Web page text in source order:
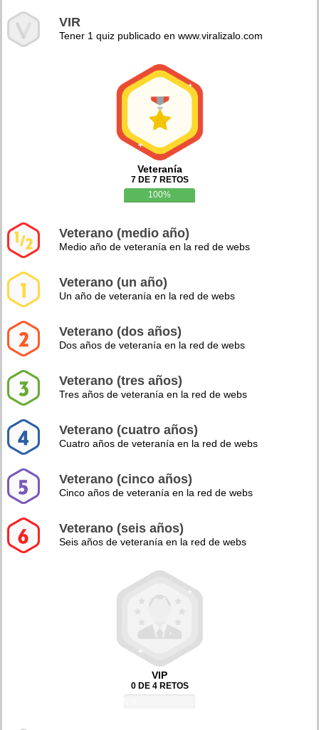
VIR
Tener 1 quiz publicado en www.viralizalo.com
Veteranía
7 DE 7 RETOS
100%
Veterano (medio año)
Medio año de veteranía en la red de webs
Veterano (un año)
Un año de veteranía en la red de webs
Veterano (dos años)
Dos años de veteranía en la red de webs
Veterano (tres años)
Tres años de veteranía en la red de webs
Veterano (cuatro años)
Cuatro años de veteranía en la red de webs
Veterano (cinco años)
Cinco años de veteranía en la red de webs
Veterano (seis años)
Seis años de veteranía en la red de webs
VIP
0 DE 4 RETOS